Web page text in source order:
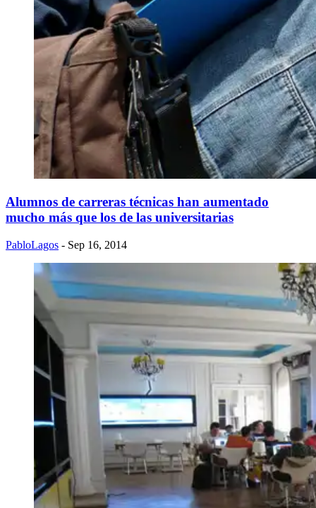
Alumnos de carreras técnicas han aumentado
mucho más que los de las universitarias
PabloLagos - Sep 16, 2014